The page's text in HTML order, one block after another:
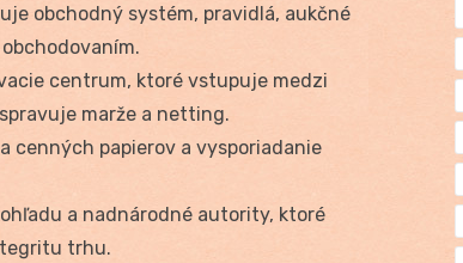
obchodný systém, pravidlá, aukčné
centrum, ktoré vstupuje medzi
marže a netting.
cenných papierov a vysporiadanie
a nadnárodné autority, ktoré
trhu.